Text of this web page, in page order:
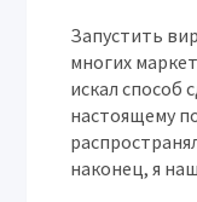
Запустить
многих
искал способ
настоящему
наконец, я